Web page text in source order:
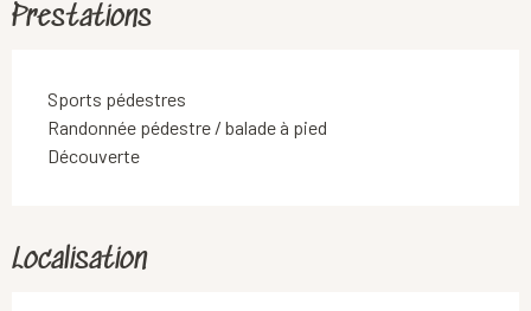
Prestations
Sports pédestres
Randonnée pédestre / balade à pied
Découverte
Localisation